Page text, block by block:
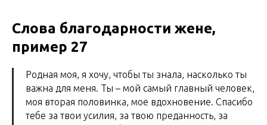
Слова благодарности жене,
пример 27
Родная моя, я хочу, чтобы ты знала, насколько ты
важна для меня. Ты – мой самый главный человек,
моя вторая половинка, мое вдохновение. Спасибо
тебе за твои усилия, за твою преданность, за